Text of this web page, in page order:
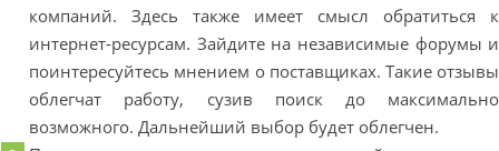
компаний. Здесь также имеет смысл обратиться к
интернет-ресурсам. Зайдите на независимые форумы и
поинтересуйтесь мнением о поставщиках. Такие отзывы
облегчат работу, сузив поиск до максимально
возможного. Дальнейший выбор будет облегчен.